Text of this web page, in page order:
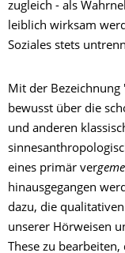
zugleich - als
leiblich wirksam
Soziales stets
Mit der Bezeichnung
bewusst über die
und anderen
eines primär ver
hinausgegangen
dazu, die
unserer Hörweisen
These zu